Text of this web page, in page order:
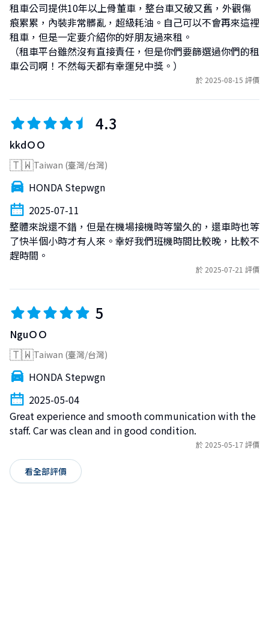
租車公司提供10年以上骨董車，整台車又破又舊，外觀傷
痕累累，內裝非常髒亂，超級耗油。自己可以不會再來這裡
租車，但是一定要介紹你的好朋友過來租。
（租車平台雖然沒有直接責任，但是你們要篩選過你們的租
車公司啊！不然每天都有幸運兒中獎。）
於 2025-08-15 評價
4.3
kkdＯＯ
🇹🇼Taiwan (臺灣/台灣)
HONDA Stepwgn
2025-07-11
整體來說還不錯，但是在機場接機時等蠻久的，還車時也等
了快半個小時才有人來。幸好我們班機時間比較晚，比較不
趕時間。
於 2025-07-21 評價
5
NguＯＯ
🇹🇼Taiwan (臺灣/台灣)
HONDA Stepwgn
2025-05-04
Great experience and smooth communication with the
staff. Car was clean and in good condition.
於 2025-05-17 評價
看全部評價